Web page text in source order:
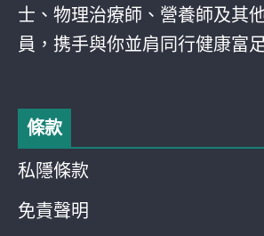
士、物理治療師、營養師及其
員，携手與你並肩同行健康富
條款
私隱條款
免責聲明